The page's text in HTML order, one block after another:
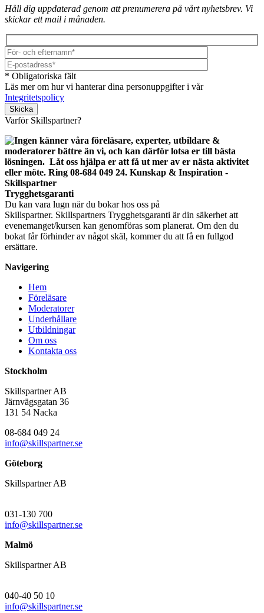
Håll dig uppdaterad genom att prenumerera på vårt nyhetsbrev. Vi
skickar ett mail i månaden.
* Obligatoriska fält
Läs mer om hur vi hanterar dina personuppgifter i vår
Integritetspolicy
Lämna detta fält tomt.
Varför Skillspartner?
Trygghetsgaranti
Du kan vara lugn när du bokar hos oss på
Skillspartner. Skillspartners Trygghetsgaranti är din säkerhet att
evenemanget/kursen kan genomföras som planerat. Om den du
bokat får förhinder av något skäl, kommer du att få en fullgod
ersättare.
Navigering
Hem
Föreläsare
Moderatorer
Underhållare
Utbildningar
Om oss
Kontakta oss
Stockholm
Skillspartner AB
Järnvägsgatan 36
131 54 Nacka
08-684 049 24
info@skillspartner.se
Göteborg
Skillspartner AB
031-130 700
info@skillspartner.se
Malmö
Skillspartner AB
040-40 50 10
info@skillspartner.se